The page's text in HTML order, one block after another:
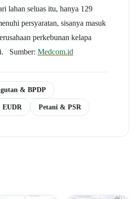
lahan seluas itu, hanya 129
persyaratan, sisanya masuk
perkebunan kelapa
Sumber: Medcom.id
& BPDP
Petani & PSR